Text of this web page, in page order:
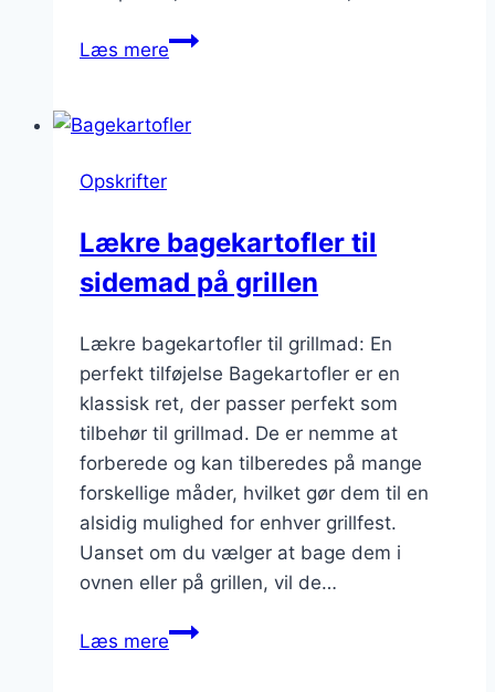
Læs mereBagekartofler
og
og
nærende
Opskrifter
Lækre bagekartofler til
sidemad på grillen
Lækre bagekartofler til grillmad: En
perfekt tilføjelse Bagekartofler er en
klassisk ret, der passer perfekt som
tilbehør til grillmad. De er nemme at
forberede og kan tilberedes på mange
forskellige måder, hvilket gør dem til en
alsidig mulighed for enhver grillfest.
Uanset om du vælger at bage dem i
ovnen eller på grillen, vil de…
Læs mereLækre